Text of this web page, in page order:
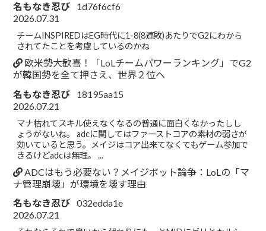
名もなき忍び
1d76f6cf6
2026.07.31
チームINSPIREDはEG時代に1-8(8連敗)あたりでG2にわから
されてたことを考慮しているのかね
欧米勢大歓喜！「LoLチームパワーランキング」でG2
が韓国勢を全て押さえ、世界２位へ
名もなき忍び
18195aa15
2026.07.21
マナ枯れてスキル使えなくなるの普通に面白くなかったしし
ょうがないね。 adcに関してはファーストコアの素材の弱さが
効いていると思う。メイジはコア出来てなくてもゲーム参加で
きるけどadcは無理。 ...
ADCはもう必要ない？メイジボット論争：LoLの「マ
ナ管理崩壊」が環境を壊す理由
名もなき忍び 032edda1e
2026.07.21